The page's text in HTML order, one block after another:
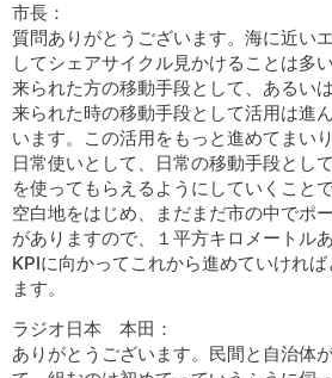
市長：
質問ありがとうございます。海に近い
してシェアサイクル見かけることは多
来られた方の移動手段として、あるい
来られた時の移動手段として活用は進
います。この活用をもっと進めてまい
日常使いとして、日常の移動手段とし
を使ってもらえるようにしていくこと
空白地をはじめ、まだまだ市の中でポ
がありますので、１平方キロメートル
KPIに向かってこれから進めていけれ
ます。
ラジオ日本 本田：
ありがとうございます。民間と自治体